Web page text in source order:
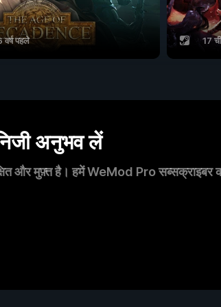
वर्ष पहले 17
अनुभव लें
और मुफ़्त है। हमें WeMod Pro सब्सक्राइबर का